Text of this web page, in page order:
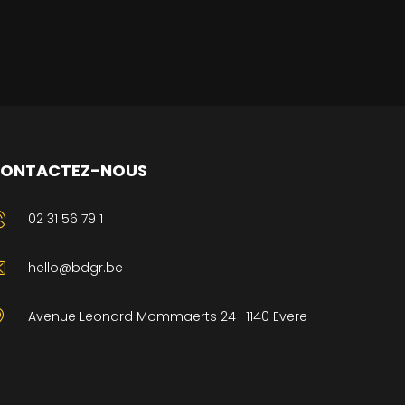
NOUS
02 31 56 79 1
hello@bdgr.be
Avenue Leonard Mommaerts 24 · 1140 Evere